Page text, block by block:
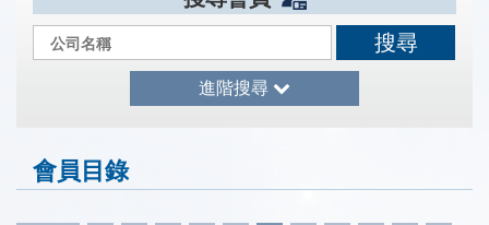
進階搜尋
會員目錄